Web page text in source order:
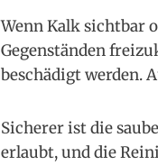
Wenn Kalk sichtbar
Gegenständen
beschädigt werden.
Sicherer ist die
erlaubt, und die